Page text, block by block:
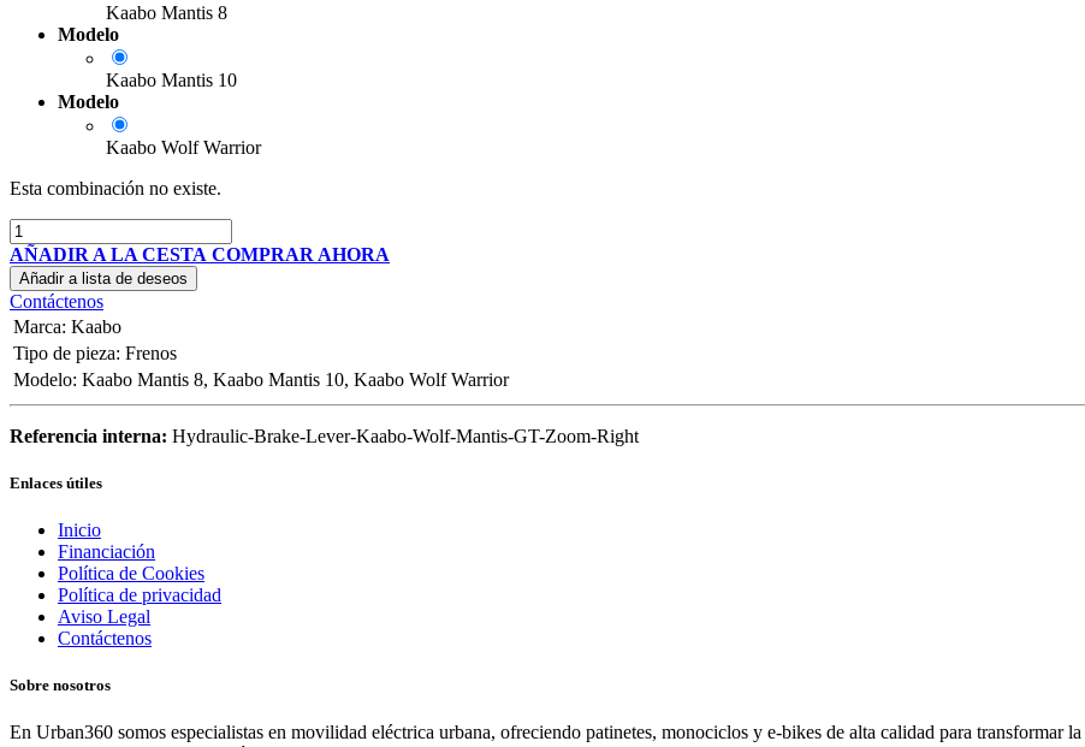
Kaabo Mantis 8
Modelo
Kaabo Mantis 10
Modelo
Kaabo Wolf Warrior
Esta combinación no existe.
AÑADIR A LA CESTA COMPRAR AHORA
Añadir a lista de deseos
Contáctenos
Marca: Kaabo
Tipo de pieza: Frenos
Modelo: Kaabo Mantis 8, Kaabo Mantis 10, Kaabo Wolf Warrior
Referencia interna: Hydraulic-Brake-Lever-Kaabo-Wolf-Mantis-GT-Zoom-Right
Enlaces útiles
Inicio
Financiación
Política de Cookies
Política de privacidad
Aviso Legal
Contáctenos
Sobre nosotros
En Urban360 somos especialistas en movilidad eléctrica urbana, ofreciendo patinetes, monociclos y e-bikes de alta calidad para transformar